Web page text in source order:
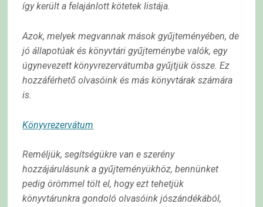
így került a felajánlott kötetek listája.
Azok, melyek megvannak mások gyűjteményében, de
jó állapotúak és könyvtári gyűjteménybe valók,egy
úgynevezett könyvrezervátumba gyűjtjük össze. Ez
hozzáférhető olvasóink és más könyvtárakszámára
is.
Könyvrezervátum
Reméljük, segítségükre van e szerény
hozzájárulásunk a gyűjteményükhöz, bennünket
pedig örömmeltölt el, hogy ezt tehetjük
könyvtárunkra gondoló olvasóink jószándékából,